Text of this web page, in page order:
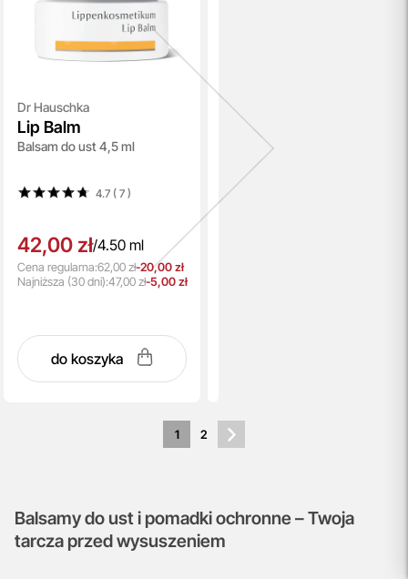
Dr Hauschka
Lip Balm
Balsam do ust 4,5 ml
4.7 ( 7)
42,00 zł/4.50 ml
Cena regularna:62,00 zł-20,00 zł
Najniższa (30 dni):47,00 zł-5,00 zł
do koszyka
1 2
Balsamy do ust i pomadki ochronne – Twoja
tarcza przed wysuszeniem